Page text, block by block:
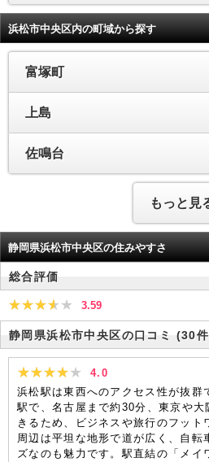
浜松市中央区内の町域から探す
富塚町
上島
佐鳴台
もっと見
静岡県浜松市中央区の住みやすさ
総合評価
3.59
静岡県浜松市中央区の口コミ (30
4.0
浜松駅は東西へのアクセス性が抜群
駅で、名古屋まで約30分、東京や
きるため、ビジネスや旅行のフット
周辺は平坦な地形で道が広く、自転
ズなのも魅力です。駅直結の「メイ